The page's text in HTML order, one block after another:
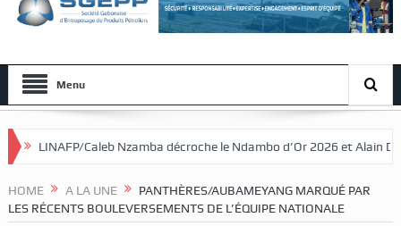
Menu
décroche le Ndambo d’Or 2026 et Alain Djissikadié couronné
HOME A LA UNE
PANTHÈRES/AUBAMEYANG MARQUÉ PAR
LES RÉCENTS BOULEVERSEMENTS DE L’ÉQUIPE NATIONALE